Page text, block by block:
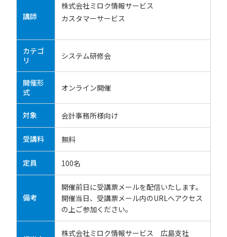
講師
株式会社ミロク情報サービス
カスタマーサービス
カテゴ
リ
システム研修会
開催形
式
オンライン開催
対象 会計事務所様向け
受講料 無料
定員 100名
備考
開催前日に受講票メールを配信いたします。
開催当日、受講票メール内のURLへアクセス
の上ご参加ください。
株式会社ミロク情報サービス 広島支社